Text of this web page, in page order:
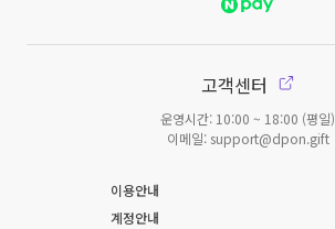
고객센터
운영시간: 10:00 ~ 18:00 (평일)
이메일: support@dpon.gift
이용안내
계정안내